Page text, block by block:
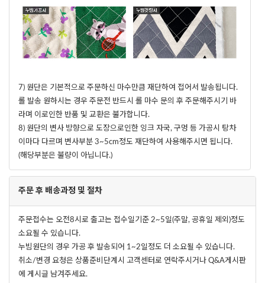
7) 원단은 기본적으로 주문하신 마수만큼 재단하여 접어서 발송됩니다.
롤 발송 원하시는 경우 주문전 반드시 롤 마수 문의 후 주문해주시기 바
라며 이로인한 반품 및 교환은 불가합니다.
8) 원단의 변사 방향으로 도장으로인한 잉크 자국, 구멍 등 가공시 탕차
이마다 다르며 변사부분 3~5cm정도 재단하여 사용해주시면 됩니다.
(해당부분은 불량이 아닙니다.)
주문 후 배송과정 및 절차
주문접수는 오전8시로 출고는 접수일기준 2~5일(주말, 공휴일 제외)정도
소요될 수 있습니다.
누빔원단의 경우 가공 후 발송되어 1~2일정도 더 소요될 수 있습니다.
취소/변경 요청은 상품준비단계시 고객센터로 연락주시거나 Q&A게시판
에 게시글 남겨주세요.